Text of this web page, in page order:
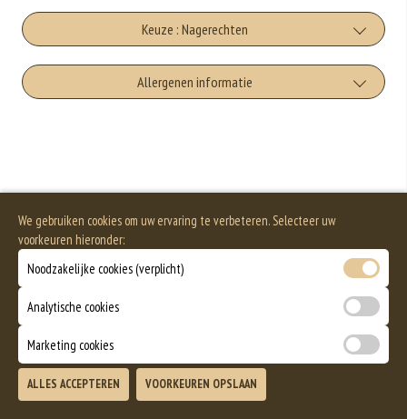
+€1.50
+€3.50
Extra Friet
+€3.50
cola
+€2.75
fanta
+€3.00
+€2.75
+€3.00
Drank Redbull
Keuze : Nagerechten
Cookie ough
Chocolate Fudge Brownie
+€6.75
Allergenen informatie
We gebruiken cookies om uw ervaring te verbeteren. Selecteer uw
voorkeuren hieronder:
Noodzakelijke cookies (verplicht)
Analytische cookies
Marketing cookies
ALLES ACCEPTEREN VOORKEUREN OPSLAAN